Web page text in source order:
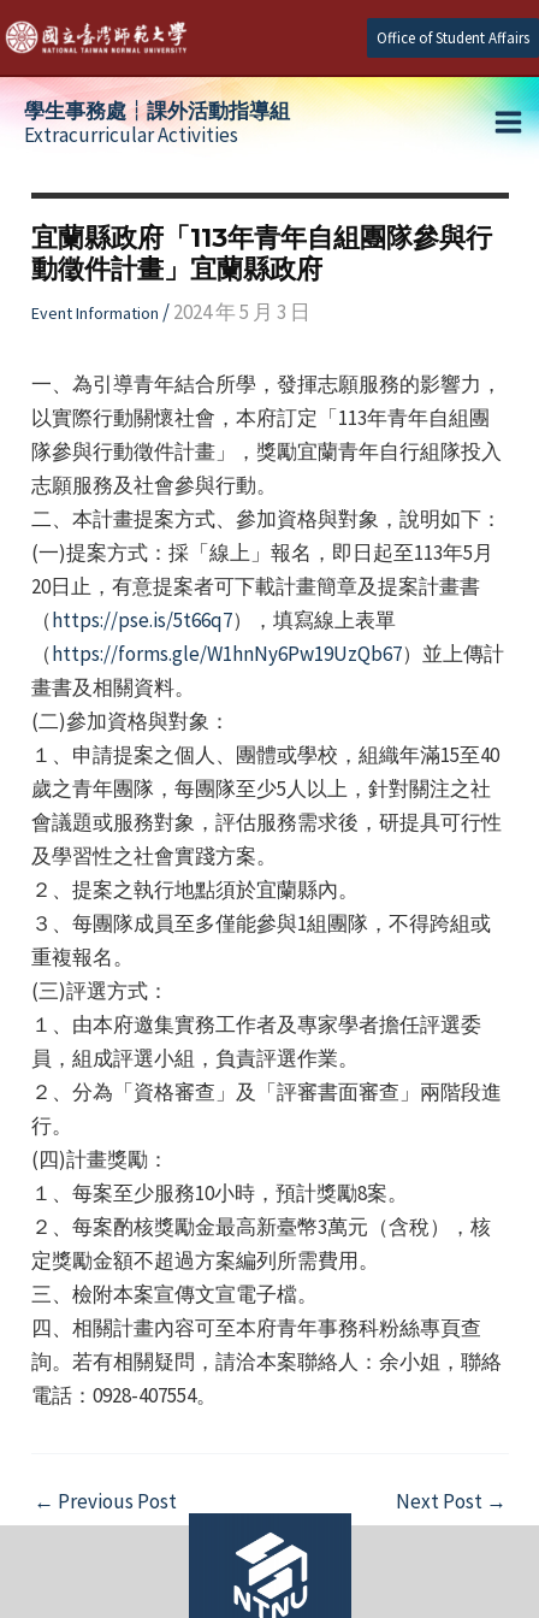
Skip
to
content
Office of Student Affairs
學生事務處┆課外活動指導組
Extracurricular Activities
宜蘭縣政府「113年青年自組團隊參與行
動徵件計畫」宜蘭縣政府
Event Information /2024 年 5 月 3 日
一、為引導青年結合所學，發揮志願服務的影響力，
以實際行動關懷社會，本府訂定「113年青年自組團
隊參與行動徵件計畫」，獎勵宜蘭青年自行組隊投入
志願服務及社會參與行動。
二、本計畫提案方式、參加資格與對象，說明如下：
(一)提案方式：採「線上」報名，即日起至113年5月
20日止，有意提案者可下載計畫簡章及提案計畫書
（https://pse.is/5t66q7），填寫線上表單
（https://forms.gle/W1hnNy6Pw19UzQb67）並上傳計
畫書及相關資料。
(二)參加資格與對象：
１、申請提案之個人、團體或學校，組織年滿15至40
歲之青年團隊，每團隊至少5人以上，針對關注之社
會議題或服務對象，評估服務需求後，研提具可行性
及學習性之社會實踐方案。
２、提案之執行地點須於宜蘭縣內。
３、每團隊成員至多僅能參與1組團隊，不得跨組或
重複報名。
(三)評選方式：
１、由本府邀集實務工作者及專家學者擔任評選委
員，組成評選小組，負責評選作業。
２、分為「資格審查」及「評審書面審查」兩階段進
行。
(四)計畫獎勵：
１、每案至少服務10小時，預計獎勵8案。
２、每案酌核獎勵金最高新臺幣3萬元（含稅），核
定獎勵金額不超過方案編列所需費用。
三、檢附本案宣傳文宣電子檔。
四、相關計畫內容可至本府青年事務科粉絲專頁查
詢。若有相關疑問，請洽本案聯絡人：余小姐，聯絡
電話：0928-407554。
Post
navigation
← Previous Post Next Post →